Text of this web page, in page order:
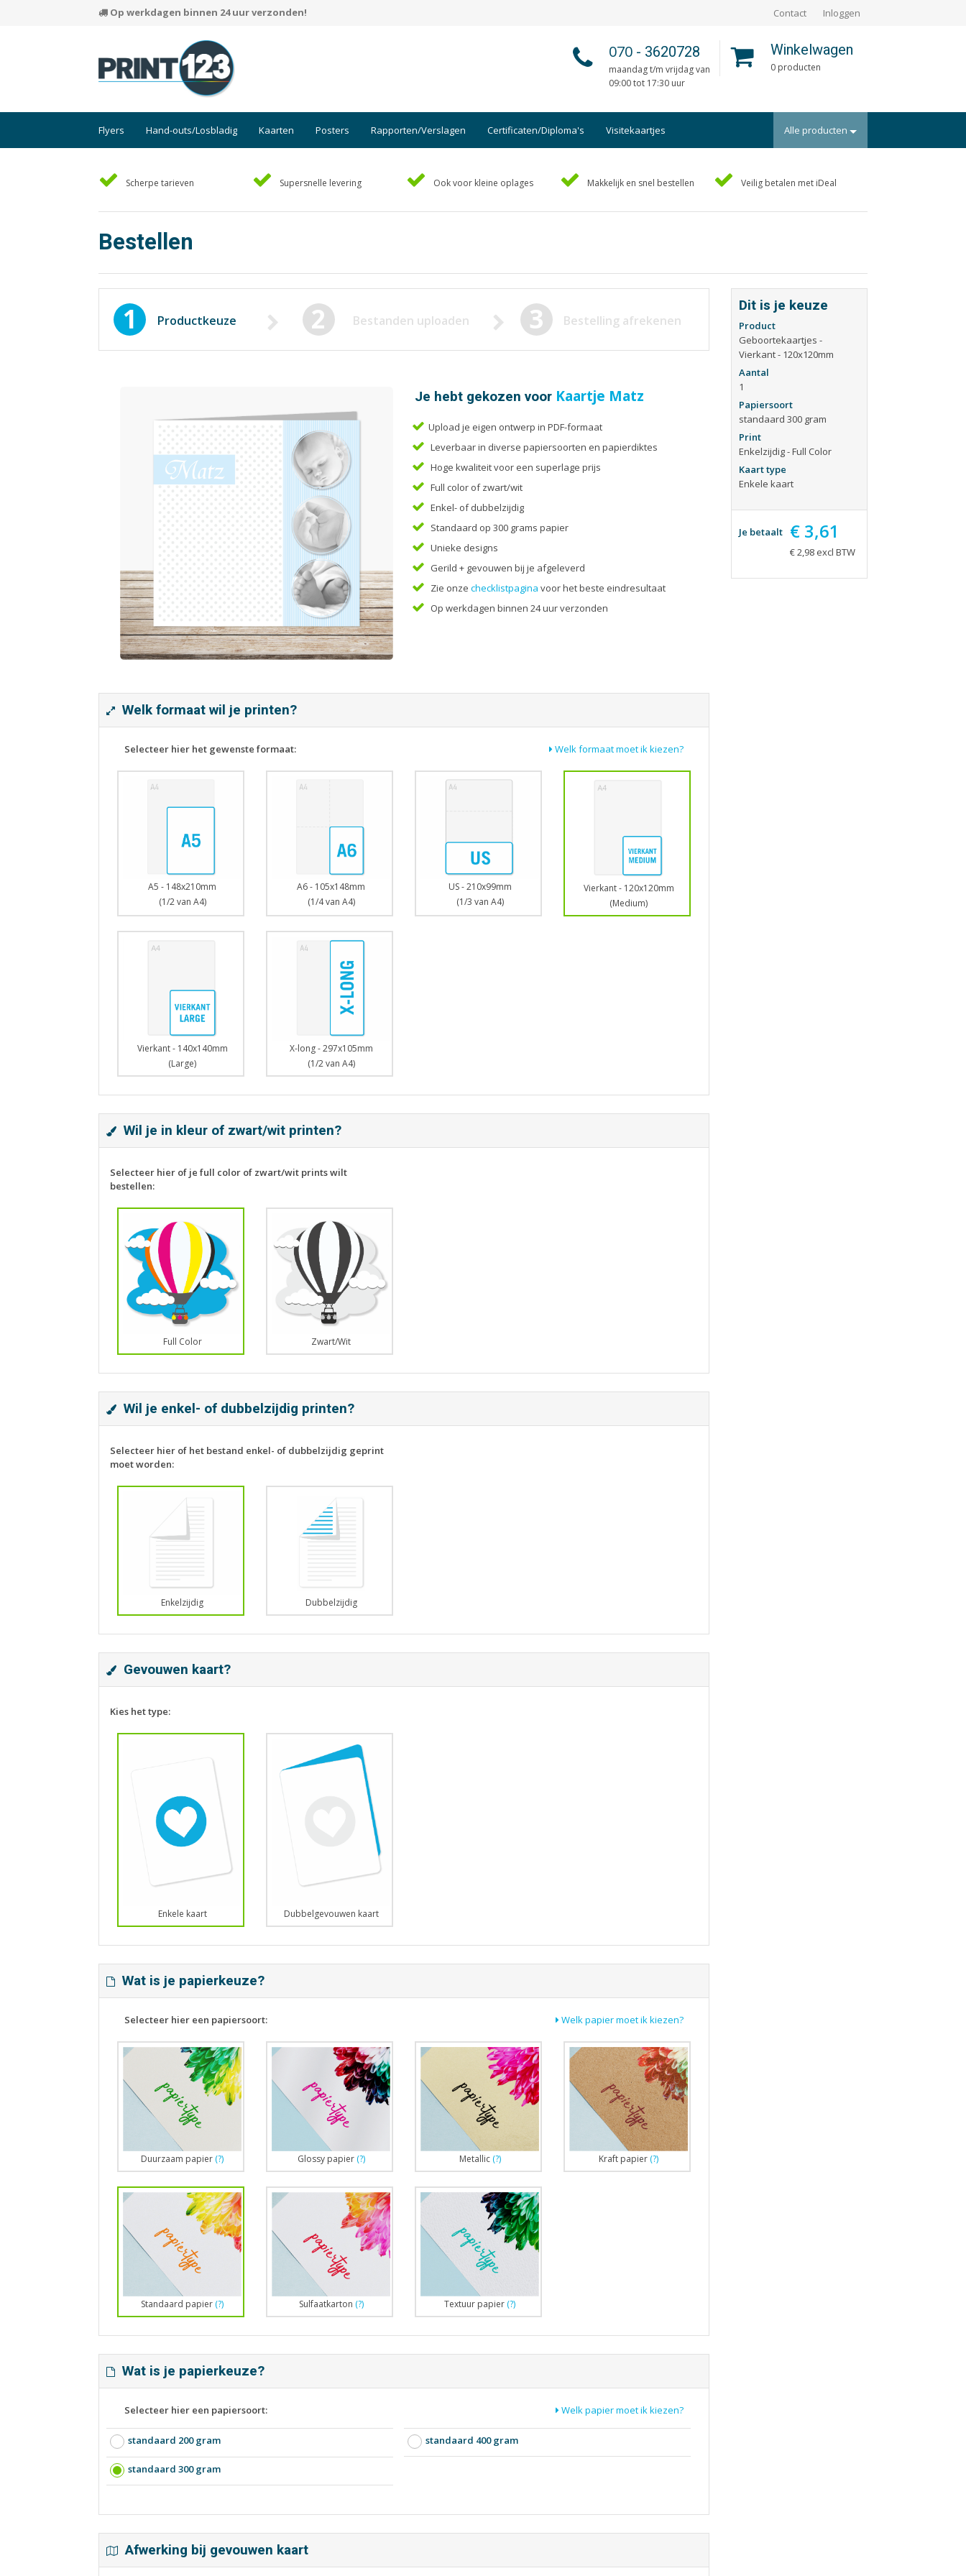
Op werkdagen binnen 24 uur verzonden! Contact Inloggen
070 - 3620728
maandag t/m vrijdag van
09:00 tot 17:30 uur
Winkelwagen
0 producten
Flyers Hand-outs/Losbladig Kaarten Posters Rapporten/Verslagen Certificaten/Diploma's Visitekaartjes Alle producten
Briefpapier
Doordruksets
Enveloppen
Folders
Hand-outs/Losbladig
Liturgieën
Notitieblokken
Programmaboekjes
Trouwkaarten
Tijdschriften
Verhuiskaarten
Verjaardagskaarten
Scherpe tarieven Supersnelle levering Ook voor kleine oplages Makkelijk en snel bestellen Veilig betalen met iDeal
Bestellen
1 Productkeuze 2 Bestanden uploaden 3 Bestelling afrekenen
Je hebt gekozen voor Kaartje Matz
Upload je eigen ontwerp in PDF-formaat
Leverbaar in diverse papiersoorten en papierdiktes
Hoge kwaliteit voor een superlage prijs
Full color of zwart/wit
Enkel- of dubbelzijdig
Standaard op 300 grams papier
Unieke designs
Gerild + gevouwen bij je afgeleverd
Zie onze checklistpagina voor het beste eindresultaat
Op werkdagen binnen 24 uur verzonden
Welk formaat wil je printen?
Selecteer hier het gewenste formaat: Welk formaat moet ik kiezen?
A5 - 148x210mm
(1/2 van A4)
A6 - 105x148mm
(1/4 van A4)
US - 210x99mm
(1/3 van A4)
Vierkant - 120x120mm
(Medium)
Vierkant - 140x140mm
(Large)
X-long - 297x105mm
(1/2 van A4)
Wil je in kleur of zwart/wit printen?
Selecteer hier of je full color of zwart/wit prints wilt
bestellen:
Full Color Zwart/Wit
Wil je enkel- of dubbelzijdig printen?
Selecteer hier of het bestand enkel- of dubbelzijdig geprint
moet worden:
Enkelzijdig Dubbelzijdig
Gevouwen kaart?
Kies het type:
Enkele kaart Dubbelgevouwen kaart
Wat is je papierkeuze?
Selecteer hier een papiersoort: Welk papier moet ik kiezen?
Duurzaam papier (?) Glossy papier (?) Metallic (?) Kraft papier (?)
Standaard papier (?) Sulfaatkarton (?) Textuur papier (?)
Wat is je papierkeuze?
Selecteer hier een papiersoort: Welk papier moet ik kiezen?
standaard 200 gram
standaard 300 gram
standaard 400 gram
Afwerking bij gevouwen kaart
Dit is je keuze
Product
Geboortekaartjes -
Vierkant - 120x120mm
Aantal
1
Papiersoort
standaard 300 gram
Print
Enkelzijdig - Full Color
Kaart type
Enkele kaart
Je betaalt € 3,61
€ 2,98 excl BTW